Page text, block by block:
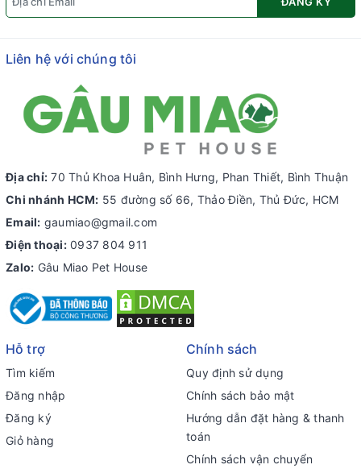
Liên hệ với chúng tôi
Địa chỉ: 70 Thủ Khoa Huân, Bình Hưng, Phan Thiết, Bình Thuận
Chi nhánh HCM: 55 đường số 66, Thảo Điền, Thủ Đức, HCM
Email: gaumiao@gmail.com
Điện thoại: 0937 804 911
Zalo: Gâu Miao Pet House
Hỗ trợ
Tìm kiếm
Đăng nhập
Đăng ký
Giỏ hàng
Chính sách
Quy định sử dụng
Chính sách bảo mật
Hướng dẫn đặt hàng & thanh
toán
Chính sách vận chuyển